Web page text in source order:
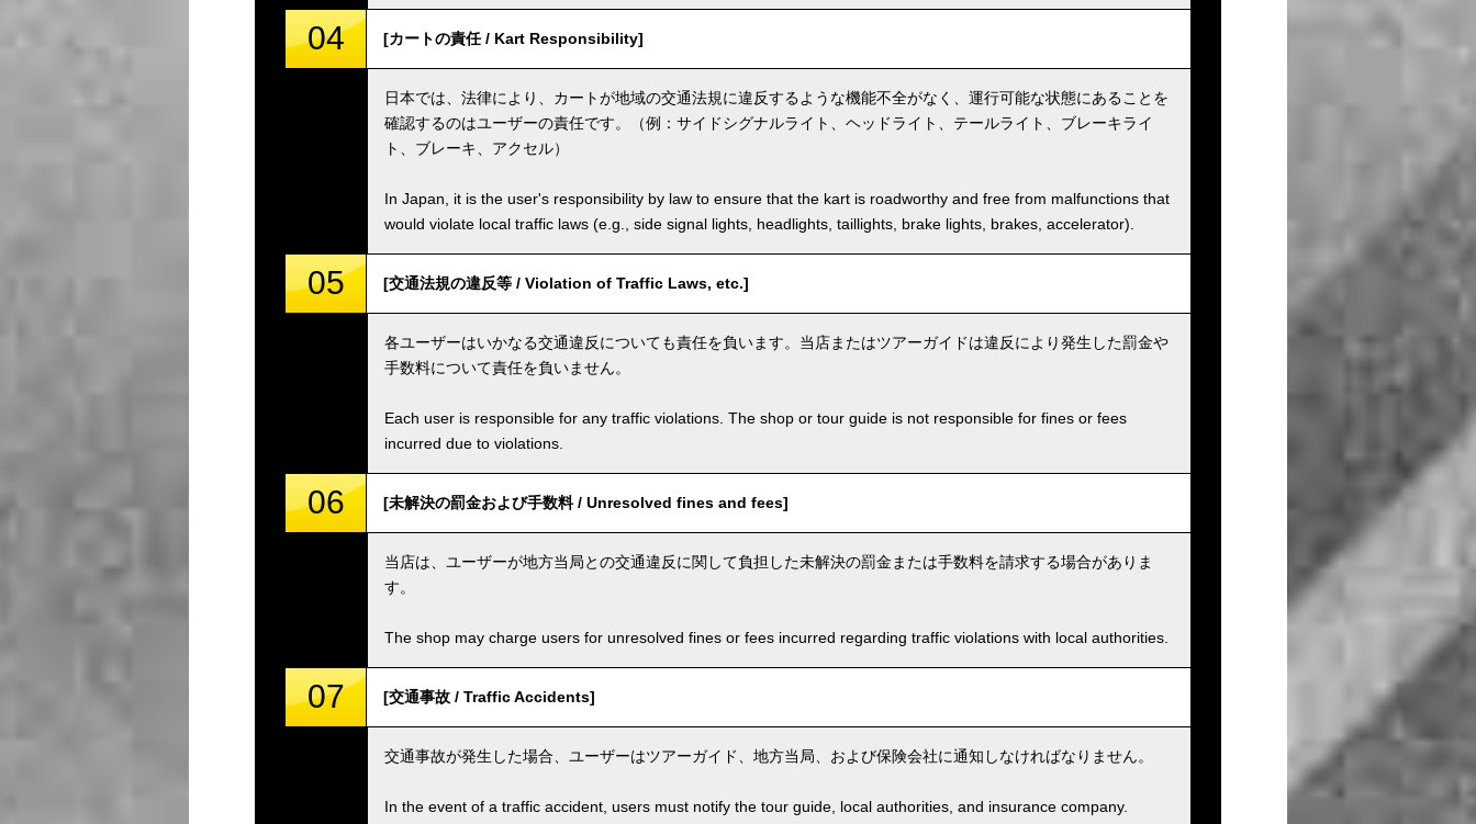
04 [カートの責任 / Kart Responsibility]
日本では、法律により、カートが地域の交通法規に違反するような機能不全がなく、運行可能な状態にあることを
確認するのはユーザーの責任です。（例：サイドシグナルライト、ヘッドライト、テールライト、ブレーキライ
ト、ブレーキ、アクセル）
In Japan, it is the user's responsibility by law to ensure that the kart is roadworthy and free from malfunctions that
would violate local traffic laws (e.g., side signal lights, headlights, taillights, brake lights, brakes, accelerator).
05 [交通法規の違反等 / Violation of Traffic Laws, etc.]
各ユーザーはいかなる交通違反についても責任を負います。当店またはツアーガイドは違反により発生した罰金や
手数料について責任を負いません。
Each user is responsible for any traffic violations. The shop or tour guide is not responsible for fines or fees
incurred due to violations.
06 [未解決の罰金および手数料 / Unresolved fines and fees]
当店は、ユーザーが地方当局との交通違反に関して負担した未解決の罰金または手数料を請求する場合がありま
す。
The shop may charge users for unresolved fines or fees incurred regarding traffic violations with local authorities.
07 [交通事故 / Traffic Accidents]
交通事故が発生した場合、ユーザーはツアーガイド、地方当局、および保険会社に通知しなければなりません。
In the event of a traffic accident, users must notify the tour guide, local authorities, and insurance company.